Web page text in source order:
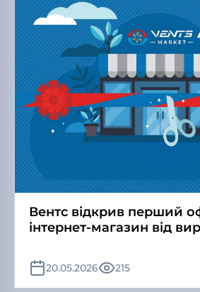
Вентс відкрив перший
інтернет-магазин від
20.05.2026 215